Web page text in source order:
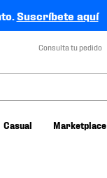
Suscríbete aquí
Consulta tu pedido
Casual Marketplace